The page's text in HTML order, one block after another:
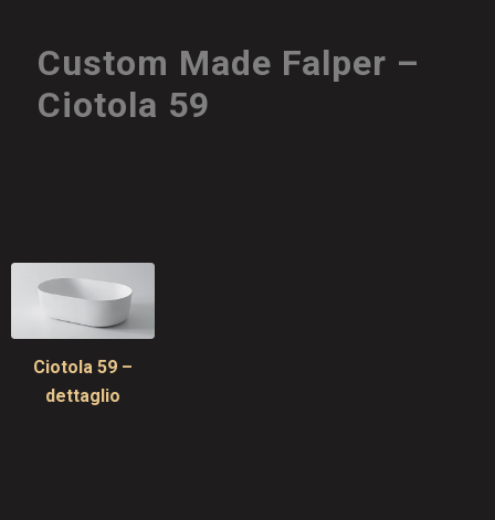
Custom Made Falper –
Ciotola 59
Ciotola 59 –
dettaglio